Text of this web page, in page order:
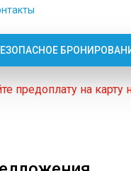
предоплату на